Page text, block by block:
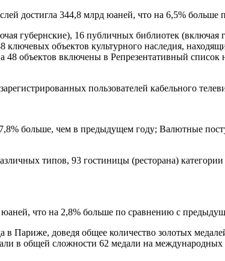
достигла 344,8 млрд юаней, что на 6,5%
губернские), 16 публичных библиотек (включая
объектов культурного наследия,
48 объектов включены в Репрезентативный список
пользователей кабельного
больше, чем в предыдущем году; Валютные
типов, 93 гостиницы (ресторана)
юаней, что на 2,8% больше по сравнению с
Париже, доведя общее количество золотых
в общей сложности 62 медали на международных